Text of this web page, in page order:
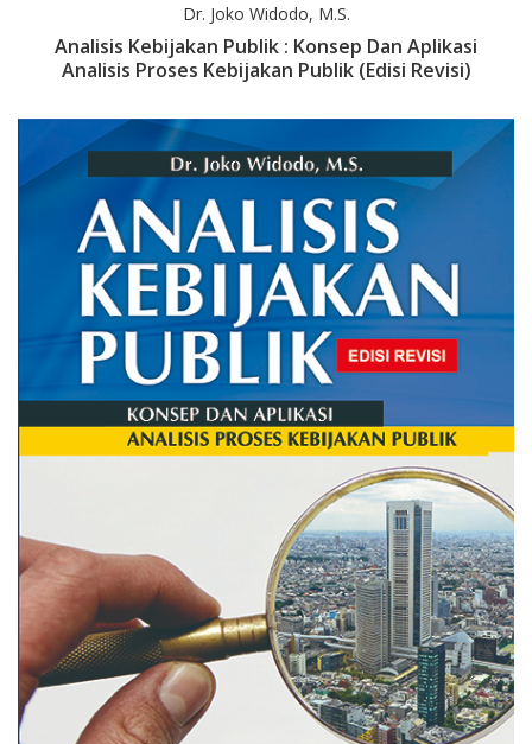
Dr. Joko Widodo, M.S.
Analisis Kebijakan Publik : Konsep Dan Aplikasi
Analisis Proses Kebijakan Publik (edisi Revisi)